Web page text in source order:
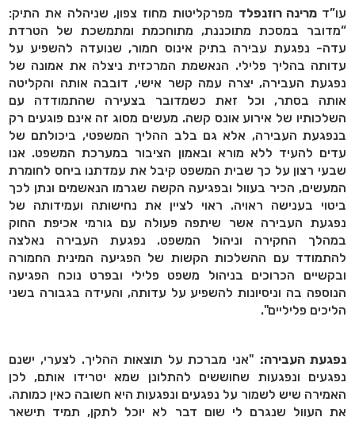
עו”דמרינה רוזנפלדמפרקליטות מחוז צפון, שניהלה את התיק:
“מדובר במסכת מתוכננת, מתוחכמת ומתמשכת של הטרדת
עדה- נפגעת עבירה בתיק אינוס חמור, שנועדה להשפיע על
עדותה בהליך פלילי. הנאשמת המרכזית ניצלה את אמונה של
נפגעת העבירה, יצרה עמה קשר אישי, דובבה אותה והקליטה
אותה בסתר, וכל זאת כשמדובר בצעירה שהתמודדה עם
השלכותיו של אירוע אונס קשה. מעשים מסוג זה אינם פוגעים רק
בנפגעת העבירה, אלא גם בלב ההליך המשפטי, ביכולתם של
עדים להעיד ללא מורא ובאמון הציבור במערכת המשפט. אנו
שבעי רצון על כך שבית המשפט קיבל את עמדתנו ביחס לחומרת
המעשים, הכיר בעוול ובפגיעה הקשה שגרמו הנאשמים ונתן לכך
ביטוי בענישה ראויה. ראוי לציין את נחישותה ועמידותה של
נפגעת העבירה אשר שיתפה פעולה עם גורמי אכיפת החוק
במהלך החקירה וניהול המשפט. נפגעת העבירה נאלצה
להתמודד עם ההשלכות הקשות של הפגיעה המינית החמורה
ובקשיים הכרוכים בניהול משפט פלילי ובפרט נוכח הפגיעה
הנוספה בה וניסיונות להשפיע על עדותה, והעידה בגבורה בשני
הליכים פליליים".
נפגעת העבירה:"אני מברכת על תוצאות ההליך. לצערי, ישנם
נפגעים ונפגעות שחוששים להתלונן שמא יטרידו אותם, לכן
האמירה שיש לשמור על נפגעים ונפגעות היא חשובה כאין כמותה.
את העוול שנגרם לי שום דבר לא יוכל לתקן, תמיד תישאר